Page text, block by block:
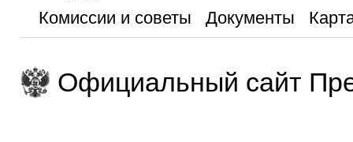
Комиссии и советы
Документы
Официальный сайт